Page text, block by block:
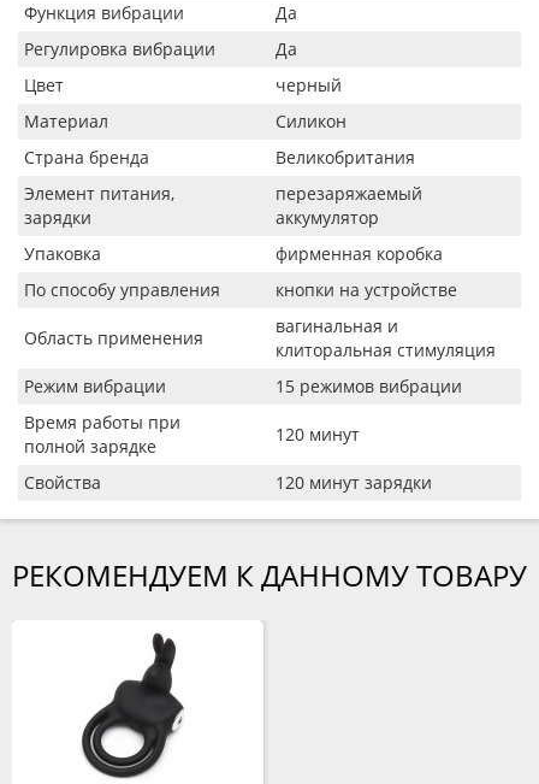
Функция вибрации
Да
Регулировка вибрации
Да
Цвет
черный
Материал
Силикон
Страна бренда
Великобритания
Элемент питания,
зарядки
перезаряжаемый
аккумулятор
Упаковка
фирменная коробка
По способу управления
кнопки на устройстве
Область применения
вагинальная и
клиторальная стимуляция
Режим вибрации
15 режимов вибрации
Время работы при
полной зарядке
120 минут
Свойства 120 минут зарядки
РЕКОМЕНДУЕМ К ДАННОМУ ТОВАРУ